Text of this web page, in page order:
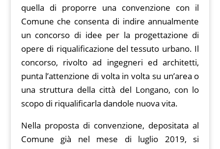
quella di proporre una convenzione con il
Comune che consenta di indire annualmente
un concorso di idee per la progettazione di
opere di riqualificazione del tessuto urbano. Il
concorso, rivolto ad ingegneri ed architetti,
punta l’attenzione di volta in volta su un’area o
una struttura della città del Longano, con lo
scopo di riqualificarla dandole nuova vita.
Nella proposta di convenzione, depositata al
Comune già nel mese di luglio 2019, si